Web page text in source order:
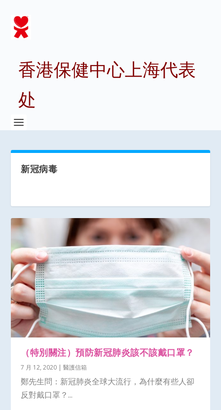
香港保健中心上海代表
处
新冠病毒
（特別關注）預防新冠肺炎該不該戴口罩？
7 月 12, 2020 |醫護信箱
鄭先生問：新冠肺炎全球大流行，為什麼有些人卻
反對戴口罩？...